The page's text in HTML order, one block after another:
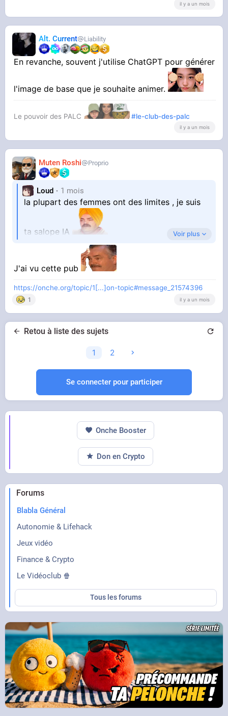
il y a un mois
Alt. Current Liability
En revanche, souvent j'utilise ChatGPT pour générer
l'image de base que je souhaite animer.
Le pouvoir des PALC #le-club-des-palc
il y a un mois
Muten Roshi Proprio
Loud 1 mois
la plupart des femmes ont des limites , je suis
ta salope IA
rejoins des millions de femmes IA
Voir plus
J'ai vu cette pub
https://onche.org/topic/1[...]on-topic#message_21574396
1 il y a un mois
Retou à liste des sujets
1 2
Se connecter pour participer
Forums
Blabla Général
Autonomie & Lifehack
Jeux vidéo
Finance & Crypto
Le Vidéoclub 🍿
Tous les forums
Onche Booster
Don en Crypto